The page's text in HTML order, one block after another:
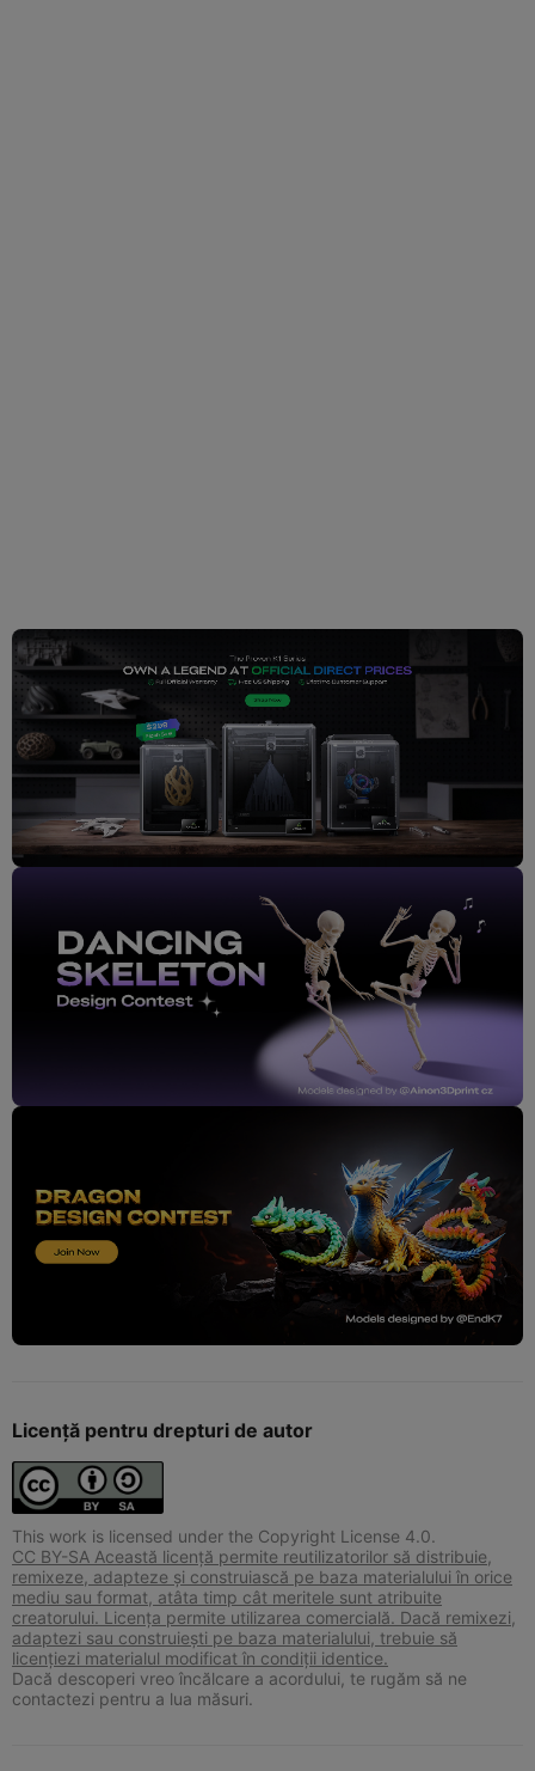
Licență pentru drepturi de autor
This work is licensed under the Copyright License 4.0.
CC BY-SA Această licență permite reutilizatorilor să distribuie,
remixeze, adapteze și construiască pe baza materialului în orice
mediu sau format, atâta timp cât meritele sunt atribuite
creatorului. Licența permite utilizarea comercială. Dacă remixezi,
adaptezi sau construiești pe baza materialului, trebuie să
licențiezi materialul modificat în condiții identice.
Dacă descoperi vreo încălcare a acordului, te rugăm să ne
contactezi pentru a lua măsuri.